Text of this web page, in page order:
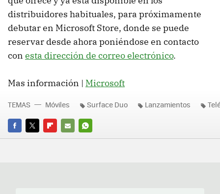
distribuidores habituales, para próximamente
debutar en Microsoft Store, donde se puede
reservar desde ahora poniéndose en contacto
con esta dirección de correo electrónico.
Mas información | Microsoft
FACEBOOK
TWITTERFLIPBOARD
E-
WHATSAPP
TEMAS Móviles Surface Duo Lanzamientos